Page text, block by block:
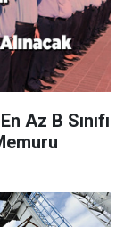
Az B Sınıfı